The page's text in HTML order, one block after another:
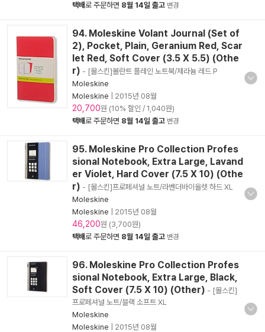
택배로 주문하면 8월 14일 출고 변경
94. Moleskine Volant Journal (Set of
2), Pocket, Plain, Geranium Red, Scar
let Red, Soft Cover (3.5 X 5.5) (Othe
r) - [몰스킨]볼란트 플레인 노트북/제라늄 레드 P
Moleskine
Moleskine
2015년 08월
20,700원 (10% 할인 / 1,040원)
택배로 주문하면 8월 14일 출고 변경
95. Moleskine Pro Collection Profes
sional Notebook, Extra Large, Lavand
er Violet, Hard Cover (7.5 X 10) (Othe
r) - [몰스킨]프로페셔널 노트/라벤더바이올렛 하드 XL
Moleskine
Moleskine
2015년 08월
46,200원 (3,700원)
택배로 주문하면 8월 14일 출고 변경
96. Moleskine Pro Collection Profes
sional Notebook, Extra Large, Black,
Soft Cover (7.5 X 10) (Other) - [몰스킨]
프로페셔널 노트/블랙 소프트 XL
Moleskine
Moleskine
2015년 08월